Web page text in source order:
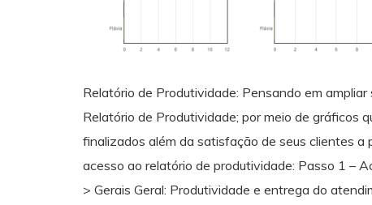
Relatório de Produtividade: Pensando em
Relatório de Produtividade; por meio de gráficos
finalizados além da satisfação de seus clientes
acesso ao relatório de produtividade: Passo 1 –
> Gerais Geral: Produtividade e entrega do